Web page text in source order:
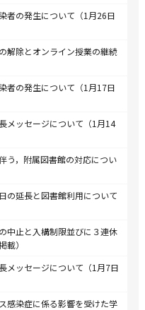
者の発生について（1月26日
解除とオンライン授業の継続
者の発生について（1月17日
メッセージについて（1月14
う，附属図書館の対応につい
の延長と図書館利用について
中止と入構制限並びに３連休
）
メッセージについて（1月7日
感染症に係る影響を受けた学